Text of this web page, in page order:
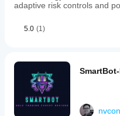
Windows
كبير.
تشغيل
بمعلماته
استخدام
ملف
التحسين
المقدم.
هل
cBot
على
كل
حساب؟
قد يختلف
adaptive risk controls and
5.0 (1)